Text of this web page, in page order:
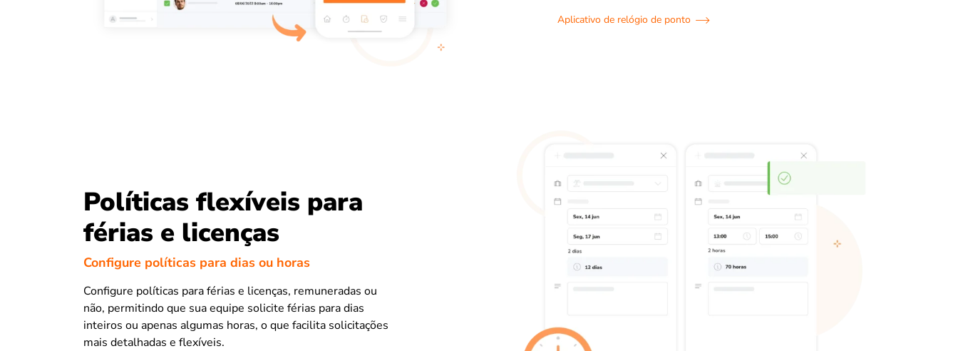
Aplicativo de relógio de ponto
Políticas flexíveis para
férias e licenças
Configure políticas para dias ou horas
Configure políticas para férias e licenças, remuneradas ou
não, permitindo que sua equipe solicite férias para dias
inteiros ou apenas algumas horas, o que facilita solicitações
mais detalhadas e flexíveis.